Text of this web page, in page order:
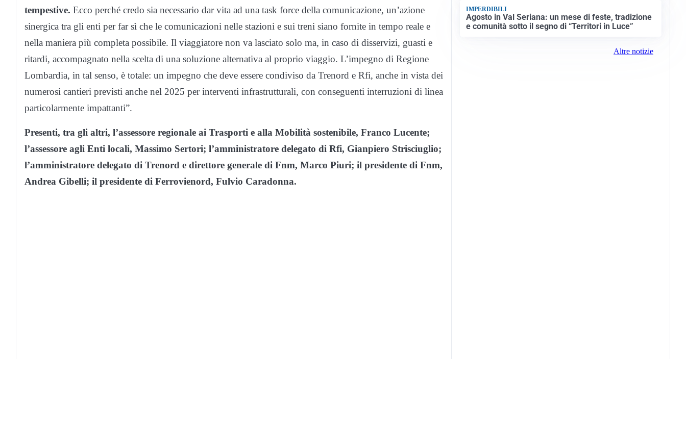
tempestive. Ecco perché credo sia necessario dar vita ad una task force della comunicazione, un’azione
sinergica tra gli enti per far sì che le comunicazioni nelle stazioni e sui treni siano fornite in tempo reale e
nella maniera più completa possibile. Il viaggiatore non va lasciato solo ma, in caso di disservizi, guasti e
ritardi, accompagnato nella scelta di una soluzione alternativa al proprio viaggio. L’impegno di Regione
Lombardia, in tal senso, è totale: un impegno che deve essere condiviso da Trenord e Rfi, anche in vista dei
numerosi cantieri previsti anche nel 2025 per interventi infrastrutturali, con conseguenti interruzioni di linea
particolarmente impattanti”.
Presenti, tra gli altri, l’assessore regionale ai Trasporti e alla Mobilità sostenibile, Franco Lucente;
l’assessore agli Enti locali, Massimo Sertori; l’amministratore delegato di Rfi, Gianpiero Strisciuglio;
l’amministratore delegato di Trenord e direttore generale di Fnm, Marco Piuri; il presidente di Fnm,
Andrea Gibelli; il presidente di Ferrovienord, Fulvio Caradonna.
IMPERDIBILI
Agosto in Val Seriana: un mese di feste, tradizione
e comunità sotto il segno di “Territori in Luce”
Altre notizie